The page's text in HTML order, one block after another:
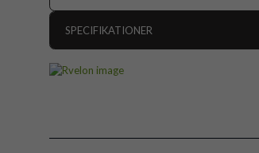
SPECIFIKATIONER
Egenskaper